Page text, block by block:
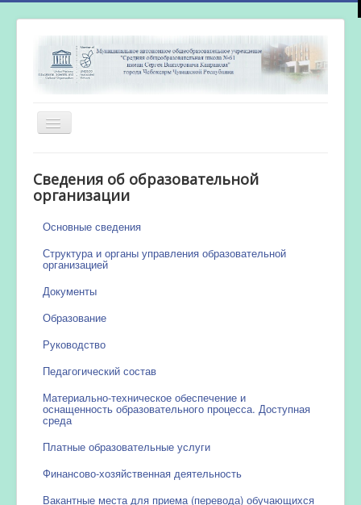
Включить/
выключить
Новости
Сведения об образовательной
организации
Основные сведения
Структура и органы управления образовательной
организацией
Документы
Образование
Руководство
Педагогический состав
Материально-техническое обеспечение и
оснащенность образовательного процесса. Доступная
среда
Платные образовательные услуги
Финансово-хозяйственная деятельность
Вакантные места для приема (перевода) обучающихся